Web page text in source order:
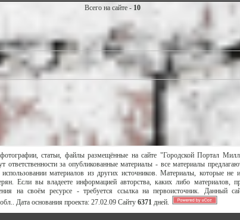
Всего на сайте - 10
статьи, файлы размещённые на сайте "Городской Портал
за опубликованные материалы - все материалы
материалов из других источников. Материалы, которые
Если вы владеете информацией авторства, каких либо материалов,
на своём ресурсе - требуется ссылка на первоисточник. Данный
Дата основания проекта: 27.02.09 Сайту 6371 дней.